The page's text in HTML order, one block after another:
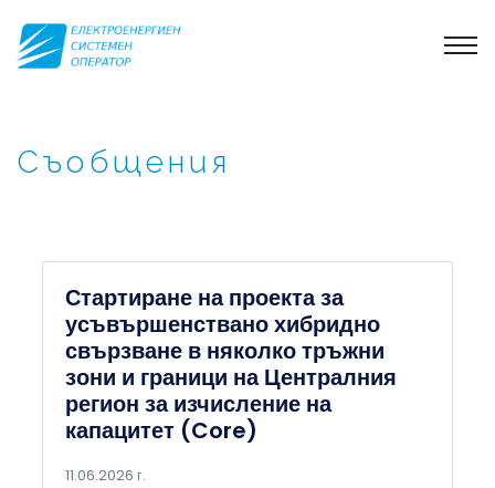
Съобщения
Стартиране на проекта за
усъвършенствано хибридно
свързване в няколко тръжни
зони и граници на Централния
регион за изчисление на
капацитет (Core)
11.06.2026 г.